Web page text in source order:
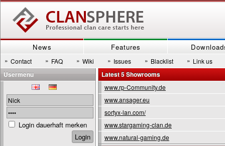
News Features
» Contact » FAQ » Wiki » Issues » Blacklist » Link us
Latest 5 Showrooms
www.rp-Community.de
www.ansager.eu
sortyx-lan.com/
www.stargaming-clan.de
www.natural-gaming.de
Usermenu
Login dauerhaft merken